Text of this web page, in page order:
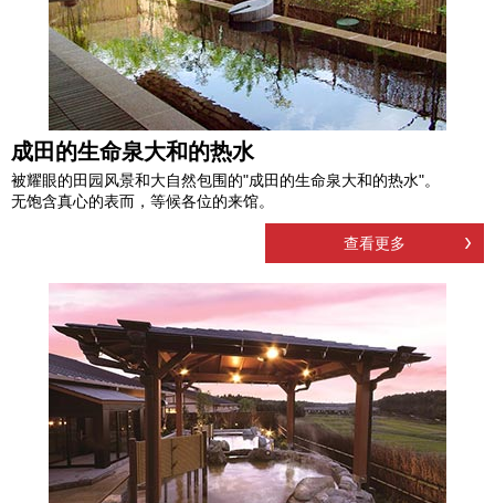
成田的生命泉大和的热水
被耀眼的田园风景和大自然包围的"成田的生命泉大和的热水"。
无饱含真心的表而，等候各位的来馆。
查看更多